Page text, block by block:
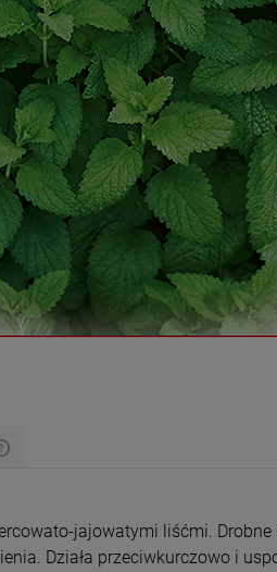
jajowatymi liśćmi.
Działa przeciwkurczowo i